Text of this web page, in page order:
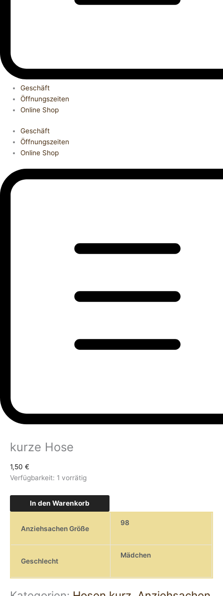
Geschäft
Öffnungszeiten
Online Shop
Geschäft
Öffnungszeiten
Online Shop
kurze Hose
1,50 €
Verfügbarkeit: 1 vorrätig
In den Warenkorb
Anziehsachen Größe
98
Geschlecht
Mädchen